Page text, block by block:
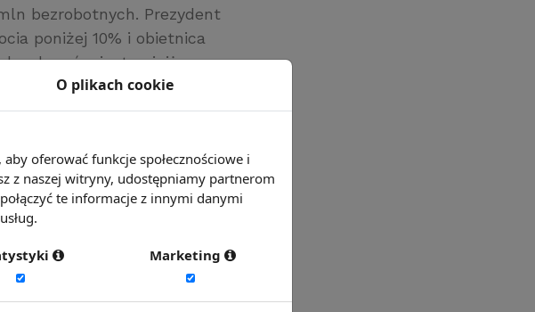
bezrobotnych. Prezydent
poniżej 10% i obietnica
wyborców jest najniższa w
O plikach cookie
oferować funkcje społecznościowe i
z naszej witryny, udostępniamy partnerom
te informacje z innymi danymi
Marketing